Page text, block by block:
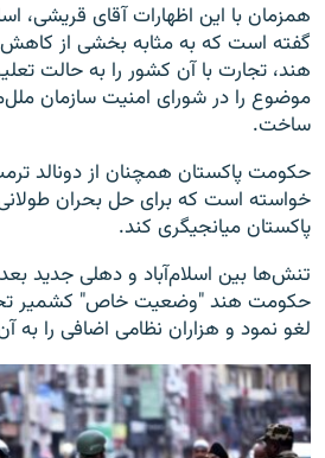
همزمان با این اظهارات آقای قریشی،
گفته است که به مثابه بخشی از کاهش
هند، تجارت با آن کشور را به حالت
موضوع را در شورای امنیت سازمان
ساخت.
حکومت پاکستان همچنان از دونالد
خواسته است که برای حل بحران
پاکستان میانجیگری کند.
تنش‌ها بین اسلام‌آباد و دهلی جدید
حکومت هند "وضعیت خاص" کشمیر تحت
لغو نمود و هزاران نظامی اضافی را به